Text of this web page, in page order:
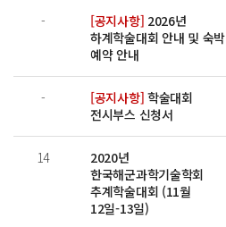
- [공지사항] 2026년
하계학술대회 안내 및 숙박
예약 안내
- [공지사항] 학술대회
전시부스 신청서
14
2020년
한국해군과학기술학회
추계학술대회 (11월
12일-13일)